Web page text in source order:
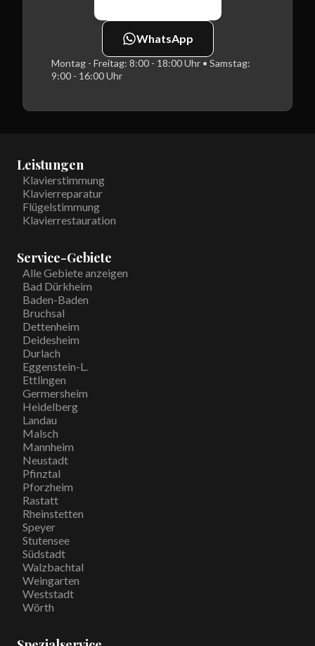
WhatsApp
Montag - Freitag: 8:00 - 18:00 Uhr • Samstag:
9:00 - 16:00 Uhr
Leistungen
Klavierstimmung
Klavierreparatur
Flügelstimmung
Klavierrestauration
Service-Gebiete
Alle Gebiete anzeigen
Bad Dürkheim
Baden-Baden
Bruchsal
Dettenheim
Deidesheim
Durlach
Eggenstein-L.
Ettlingen
Germersheim
Heidelberg
Landau
Malsch
Mannheim
Neustadt
Pfinztal
Pforzheim
Rastatt
Rheinstetten
Speyer
Stutensee
Südstadt
Walzbachtal
Weingarten
Weststadt
Wörth